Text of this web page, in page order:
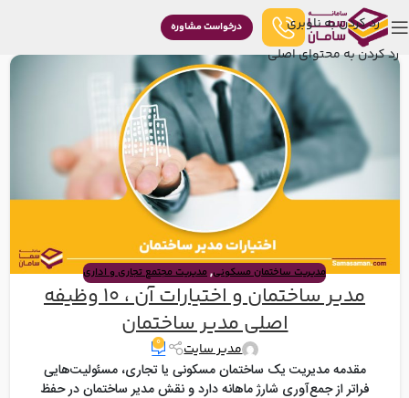
رد کردن به ناوبری
رد کردن به محتوای اصلی
درخواست مشاوره
مدیریت ساختمان مسکونی,مدیریت مجتمع تجاری و اداری
مدیر ساختمان و اختیارات آن ، 10 وظیفه
اصلی مدیر ساختمان
مدیر سایت ۰
مقدمه مدیریت یک ساختمان مسکونی یا تجاری، مسئولیت‌هایی
فراتر از جمع‌آوری شارژ ماهانه دارد و نقش مدیر ساختمان در حفظ